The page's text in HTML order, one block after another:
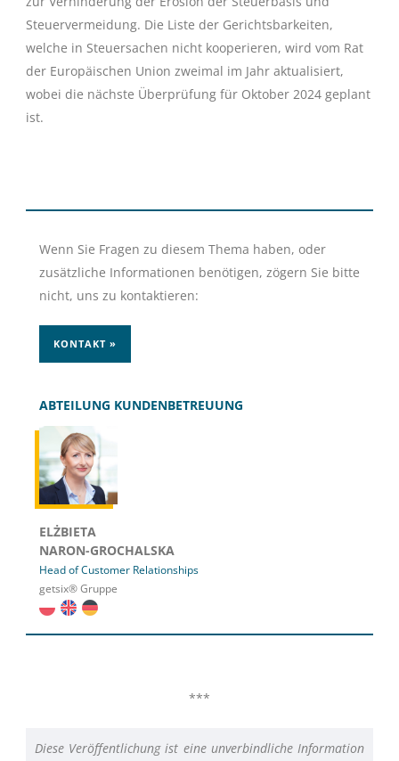
Steuervermeidung. Die Liste der Gerichtsbarkeiten,
welche in Steuersachen nicht kooperieren, wird vom Rat
der Europäischen Union zweimal im Jahr aktualisiert,
wobei die nächste Überprüfung für Oktober 2024 geplant
ist.
Wenn Sie Fragen zu diesem Thema haben, oder
zusätzliche Informationen benötigen, zögern Sie bitte
nicht, uns zu kontaktieren:
KONTAKT »
ABTEILUNG KUNDENBETREUUNG
ELŻBIETA
NARON-GROCHALSKA
Head of Customer Relationships
getsix® Gruppe
***
Diese Veröffentlichung ist eine unverbindliche Information